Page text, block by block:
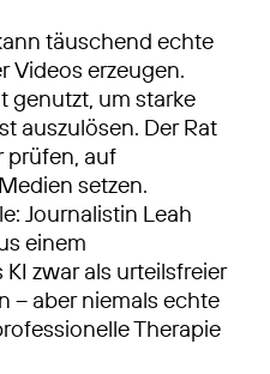
täuschend echte
Videos erzeugen.
genutzt, um starke
auszulösen. Der Rat
prüfen, auf
setzen.
Journalistin Leah
einem
zwar als urteilsfreier
– aber niemals echte
Therapie